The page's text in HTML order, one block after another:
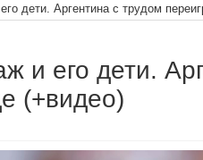
дети. Аргентина с трудом
и его дети.
(+видео)